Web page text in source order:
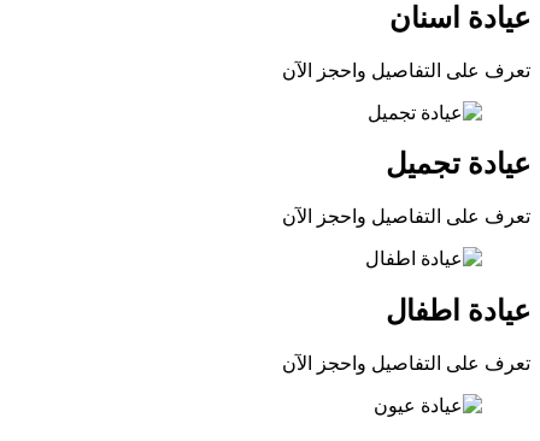
عيادة اسنان
تعرف على التفاصيل واحجز الآن
عيادة تجميل
تعرف على التفاصيل واحجز الآن
عيادة اطفال
تعرف على التفاصيل واحجز الآن